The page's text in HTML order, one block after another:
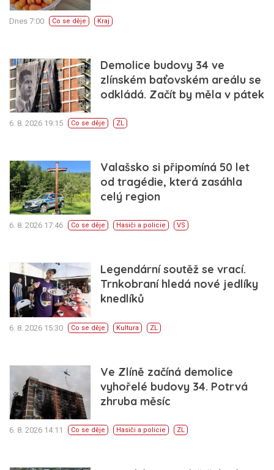
Dnes 7:00 Co se děje Kraj
Demolice budovy 34 ve
zlínském baťovském areálu se
odkládá. Začít by měla v pátek
6. 8. 2026 19:15 Co se děje ZL
Valašsko si připomíná 50 let
od tragédie, která zasáhla
celý region
6. 8. 2026 17:46 Co se děje Hasiči a policie VS
Legendární soutěž se vrací.
Trnkobraní hledá nové jedlíky
knedlíků
6. 8. 2026 15:30 Co se děje Kultura ZL
Ve Zlíně začíná demolice
vyhořelé budovy 34. Potrvá
zhruba měsíc
6. 8. 2026 14:11 Co se děje Hasiči a policie ZL